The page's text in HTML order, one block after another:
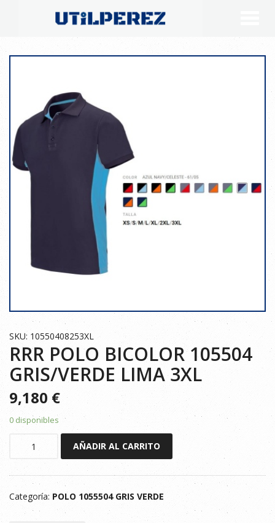
SKU: 10550408253XL
RRR POLO BICOLOR 105504
GRIS/VERDE LIMA 3XL
9,180 €
0 disponibles
BICOLOR
105504
GRIS/VERDE
LIMA
AÑADIR AL CARRITO
Categoría: POLO 1055504 GRIS VERDE